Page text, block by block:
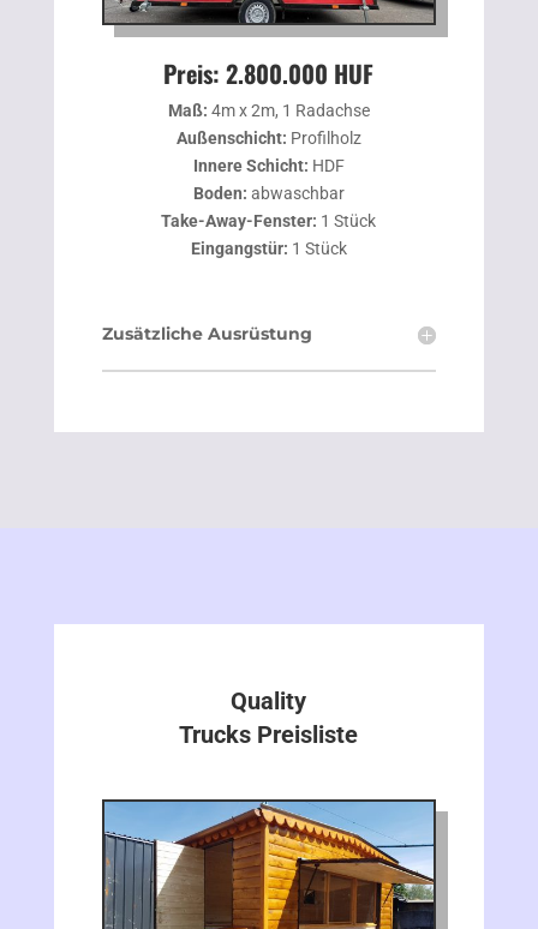
Preis: 2.800.000 HUF
Maß: 4m x 2m, 1 Radachse
Außenschicht: Profilholz
Innere Schicht: HDF
Boden: abwaschbar
Take-Away-Fenster: 1 Stück
Eingangstür: 1 Stück
Zusätzliche Ausrüstung
Quality
Trucks Preisliste